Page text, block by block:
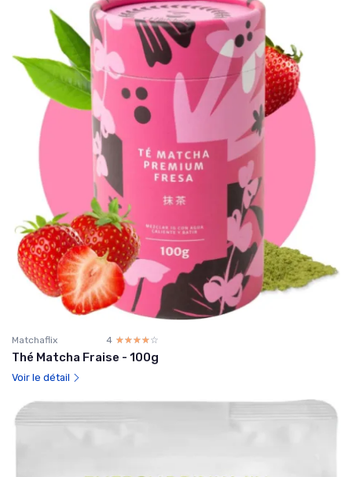
Matchaflix 4 ☆☆☆☆☆
★★★★★
Thé Matcha Fraise - 100g
Voir le détail